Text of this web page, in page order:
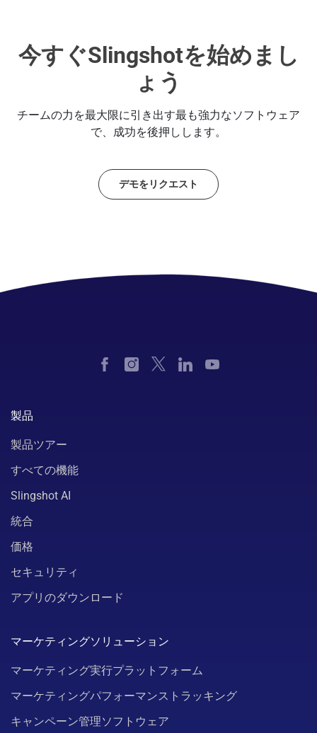
今すぐSlingshotを始めまし
ょう
チームの力を最大限に引き出す最も強力なソフトウェア
で、成功を後押しします。
デモをリクエスト
製品
製品ツアー
すべての機能
Slingshot AI
統合
価格
セキュリティ
アプリのダウンロード
マーケティングソリューション
マーケティング実行プラットフォーム
マーケティングパフォーマンストラッキング
キャンペーン管理ソフトウェア